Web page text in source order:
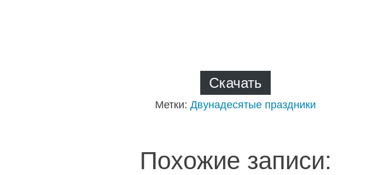
Скачать
Метки: Двунадесятые праздники
Похожие записи: